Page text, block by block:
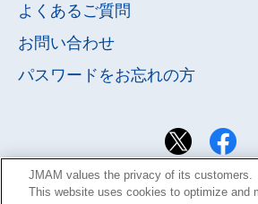
よくあるご質問
お問い合わせ
パスワードをお忘れの方
JMAM values the privacy of its customers.
This website uses cookies to optimize and